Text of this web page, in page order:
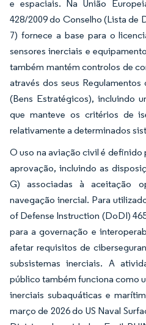
e espaciais. Na União
428/2009 do Conselho (Lista de
7) fornece a base para o
sensores inerciais e
também mantém controlos de
através dos seus
(Bens Estratégicos), incluindo
que manteve os critérios de
relativamente a determinados
O uso na aviação civil é definido
aprovação, incluindo as
G) associadas à aceitação
navegação inercial. Para
of Defense Instruction (DoDI)
para a governação e
afetar requisitos de
subsistemas inerciais. A
público também funciona como
inerciais subaquáticas e
março de 2026 do US Naval